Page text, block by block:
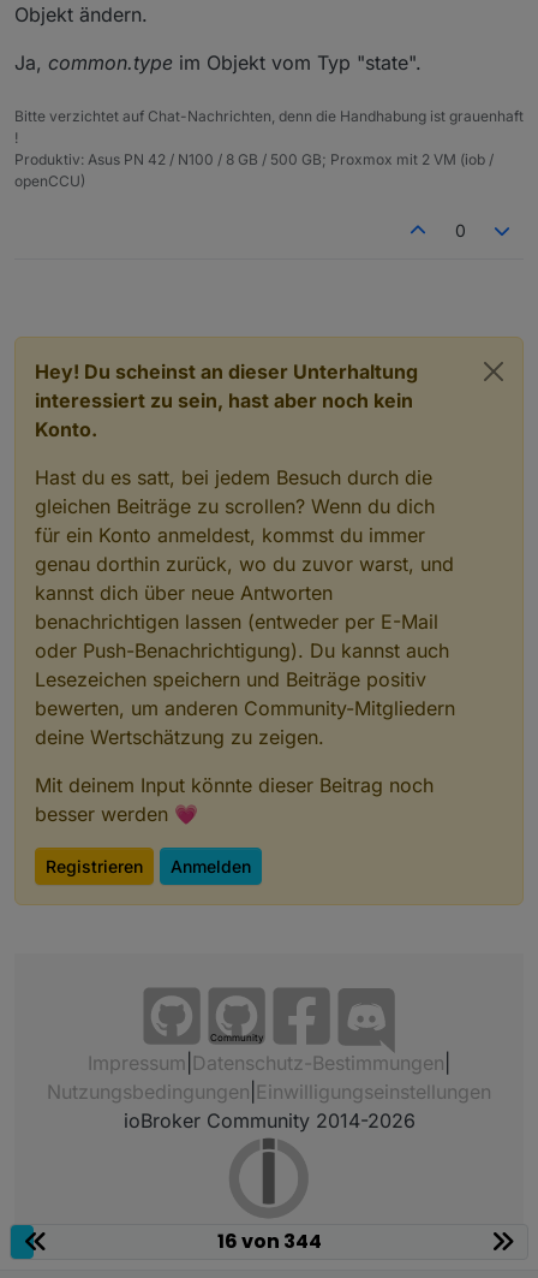
Objekt ändern.
Ja, common.type im Objekt vom Typ "state".
Bitte verzichtet auf Chat-Nachrichten, denn die Handhabung ist grauenhaft
!
Produktiv: Asus PN 42 / N100 / 8 GB / 500 GB; Proxmox mit 2 VM (iob /
openCCU)
0
Hey! Du scheinst an dieser Unterhaltung
interessiert zu sein, hast aber noch kein
Konto.
Hast du es satt, bei jedem Besuch durch die
gleichen Beiträge zu scrollen? Wenn du dich
für ein Konto anmeldest, kommst du immer
genau dorthin zurück, wo du zuvor warst, und
kannst dich über neue Antworten
benachrichtigen lassen (entweder per E-Mail
oder Push-Benachrichtigung). Du kannst auch
Lesezeichen speichern und Beiträge positiv
bewerten, um anderen Community-Mitgliedern
deine Wertschätzung zu zeigen.
Mit deinem Input könnte dieser Beitrag noch
besser werden 💗
Registrieren Anmelden
Community
Impressum Datenschutz-Bestimmungen
Nutzungsbedingungen Einwilligungseinstellungen
ioBroker Community 2014-2026
16 von 344